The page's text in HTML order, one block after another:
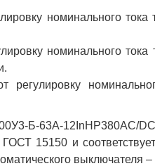
номинального
номинального
Б-63А-12InНР380AC/
ГОСТ 15150 и
выключателя